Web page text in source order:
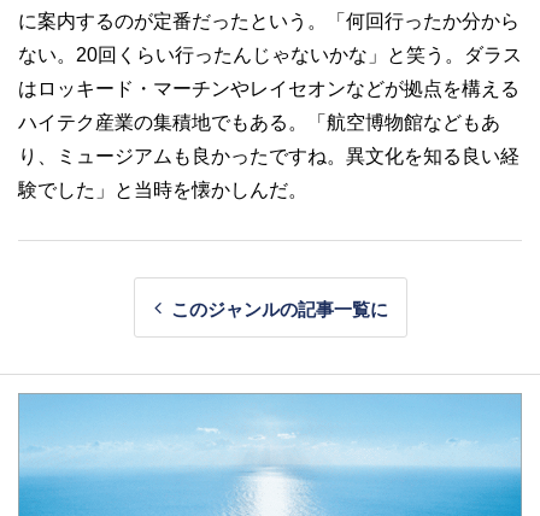
に案内するのが定番だったという。「何回行ったか分から
ない。20回くらい行ったんじゃないかな」と笑う。ダラス
はロッキード・マーチンやレイセオンなどが拠点を構える
ハイテク産業の集積地でもある。「航空博物館などもあ
り、ミュージアムも良かったですね。異文化を知る良い経
験でした」と当時を懐かしんだ。
このジャンルの記事一覧に